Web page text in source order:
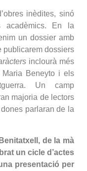
inèdites, sinó
acadèmics. En la
un dossier amb
publicarem dossiers
inclourà més
Maria Beneyto i els
Un camp
majoria de lectors
parlaran de la
de la mà
un cicle d’actes
presentació per